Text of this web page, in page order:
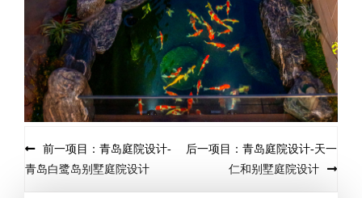
前一项目：青岛庭院设计-
青岛白鹭岛别墅庭院设计
后一项目：青岛庭院设计-天一
仁和别墅庭院设计